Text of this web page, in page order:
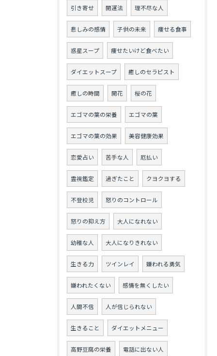
引き寄せ 開運法 理不尽な人
悲しみの感情 子供の未来 痩せる食事
惑星スープ 痩せたいけど食べたい
ダイエットスープ 癒しのセラピスト
癒しの時間 開花 桜の花
エゴマの葉の栄養 エゴマの葉
エゴマの葉の効果 美容健康効果
恋愛占い 苦手な人 厄払い
霊視鑑定 過ぎたこと クヨクヨする
不登校児 怒りのコントロール
怒りの抑え方 大人になれない
幼稚な人 大人になりきれない
生きる力 ツインレイ 嫌われる勇気
嫌われたくない 感情を無くしたい
人間不信 人が信じられない
生きること ダイエットメニュー
高野豆腐の栄養 電話に出ない人